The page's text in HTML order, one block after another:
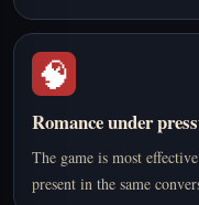
🧠
Romance under
The game is most
present in the same